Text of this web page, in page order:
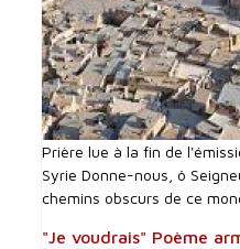
Prière lue à la fin de
Syrie Donne-nous, ô
chemins obscurs de ce
"Je voudrais" Poème